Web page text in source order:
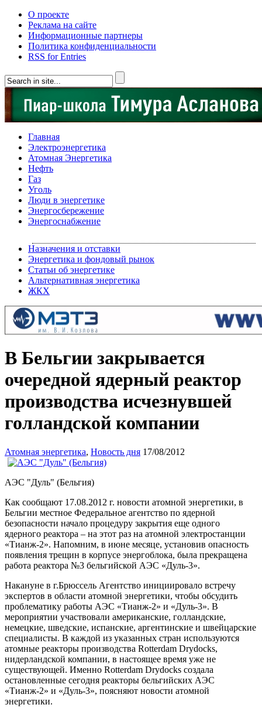
О проекте
Реклама на сайте
Информационные партнеры
Политика конфиденциальности
RSS for Entries
Главная
Электроэнергетика
Атомная Энергетика
Нефть
Газ
Уголь
Люди в энергетике
Энергосбережение
Энергоснабжение
Назначения и отставки
Энергетика и фондовый рынок
Статьи об энергетике
Альтернативная энергетика
ЖКХ
В Бельгии закрывается
очередной ядерный реактор
производства исчезнувшей
голландской компании
Атомная энергетика, Новость дня 17/08/2012
АЭС "Дуль" (Бельгия)
Как сообщают 17.08.2012 г. новости атомной энергетики, в
Бельгии местное Федеральное агентство по ядерной
безопасности начало процедуру закрытия еще одного
ядерного реактора – на этот раз на атомной электростанции
«Тианж-2». Напомним, в июне месяце, установив опасность
появления трещин в корпусе энергоблока, была прекращена
работа реактора №3 бельгийской АЭС «Дуль-3».
Накануне в г.Брюссель Агентство инициировало встречу
экспертов в области атомной энергетики, чтобы обсудить
проблематику работы АЭС «Тианж-2» и «Дуль-3». В
мероприятии участвовали американские, голландские,
немецкие, шведские, испанские, аргентинские и швейцарские
специалисты. В каждой из указанных стран используются
атомные реакторы производства Rotterdam Drydocks,
нидерландской компании, в настоящее время уже не
существующей. Именно Rotterdam Drydocks создала
остановленные сегодня реакторы бельгийских АЭС
«Тианж-2» и «Дуль-3», поясняют новости атомной
энергетики.